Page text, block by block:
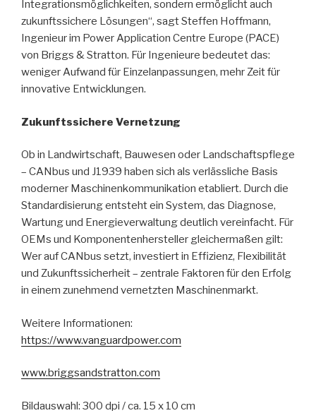
Integrationsmöglichkeiten, sondern ermöglicht auch
zukunftssichere Lösungen“, sagt Steffen Hoffmann,
Ingenieur im Power Application Centre Europe (PACE)
von Briggs & Stratton. Für Ingenieure bedeutet das:
weniger Aufwand für Einzelanpassungen, mehr Zeit für
innovative Entwicklungen.
Zukunftssichere Vernetzung
Ob in Landwirtschaft, Bauwesen oder Landschaftspflege
– CANbus und J1939 haben sich als verlässliche Basis
moderner Maschinenkommunikation etabliert. Durch die
Standardisierung entsteht ein System, das Diagnose,
Wartung und Energieverwaltung deutlich vereinfacht. Für
OEMs und Komponentenhersteller gleichermaßen gilt:
Wer auf CANbus setzt, investiert in Effizienz, Flexibilität
und Zukunftssicherheit – zentrale Faktoren für den Erfolg
in einem zunehmend vernetzten Maschinenmarkt.
Weitere Informationen:
https://www.vanguardpower.com
www.briggsandstratton.com
Bildauswahl: 300 dpi / ca. 15 x 10 cm